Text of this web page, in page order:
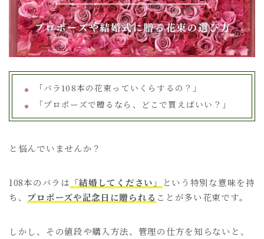
ブログ
制作事例
会社概要「バラ108本の花束っていくらするの？」
「プロポーズで贈るなら、どこで買えばいい？」
と悩んでいませんか？
108本のバラは 「結婚してください」
という特別な意味を持
ち、 プロポーズや記念日に贈られる ことが多い花束です。
しかし、その値段や購入方法、管理の仕方を知らないと、